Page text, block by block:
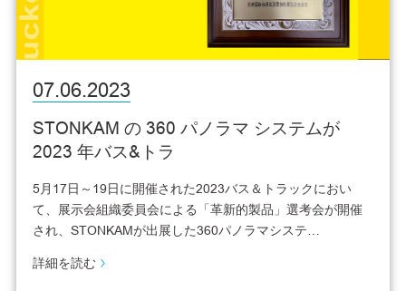
07.06.2023
STONKAM の 360 パノラマ システムが
2023 年バス&トラ
5月17日～19日に開催された2023バス＆トラックにおい
て、展示会組織委員会による「革新的製品」選考会が開催
され、STONKAMが出展した360パノラマシステ…
詳細を読む